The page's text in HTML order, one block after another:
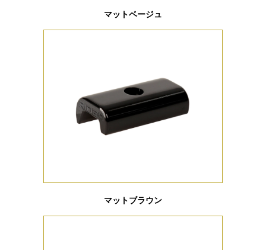
マットベージュ
マットブラウン